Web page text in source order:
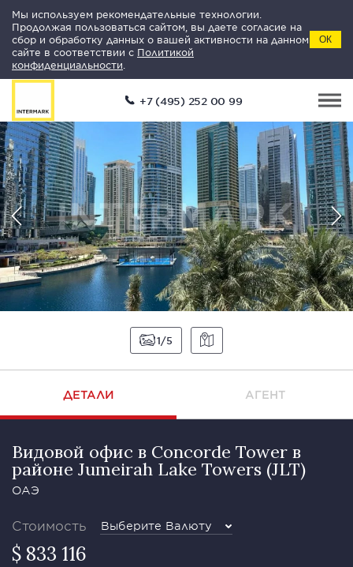
Мы используем рекомендательные технологии.
Продолжая пользоваться сайтом, вы даете согласие на
сбор и обработку данных о вашей активности на данном
сайте в соответствии с Политикой
конфиденциальности
ОК
+7 (495) 252 00 99
1 5
ДЕТАЛИ АГЕНТ
Видовой офис в Concorde Tower в
районе Jumeirah Lake Towers (JLT)
ОАЭ
Стоимость Выберите Валюту
$ 833 116